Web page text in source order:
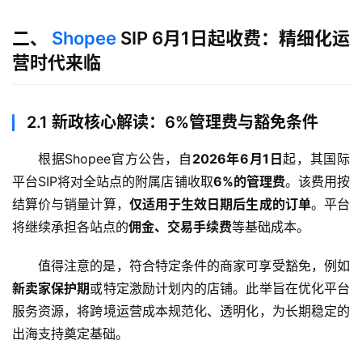
二、 Shopee SIP 6月1日起收费：精细化运
营时代来临
2.1 新政核心解读：6%管理费与豁免条件
根据Shopee官方公告，自 2026年6月1日起，其国际
平台SIP将对全站点的附属店铺收取6%的管理费。该费用按
结算价与销量计算， 仅适用于生效日期后生成的订单。平台
将继续承担各站点的佣金、交易手续费等基础成本。
值得注意的是，符合特定条件的商家可享受豁免，例如
新卖家保护期或特定激励计划内的店铺。此举旨在优化平台
服务资源，将跨境运营成本规范化、透明化，为长期稳定的
出海支持奠定基础。